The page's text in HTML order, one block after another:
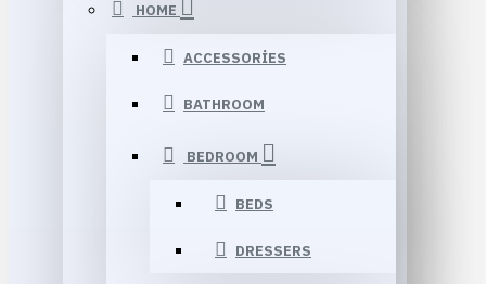
HOME
ACCESSORIES
BATHROOM
BEDROOM
BEDS
DRESSERS